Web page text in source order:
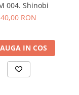
004. Shinobi
40,00 RON
IN COS